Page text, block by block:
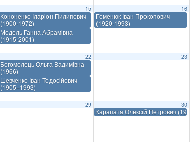
15
Кононенко Іларіон Пилипович
(1900-1972)
Модель Ганна Абрамівна
(1915-2001)
16
Гоменюк Іван Прокопович
(1920-1993)
22
Богомолець Ольга Вадимівна
(1966)
Шевченко Іван Тодосійович
(1905–1993)
23
29 30
Карапата Олексій Петрович